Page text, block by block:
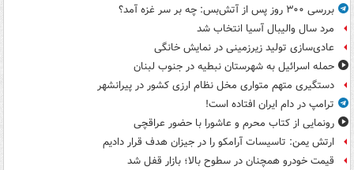
بررسی ۳۰۰ روز پس از آتش‌بس: چه بر سر غزه آمد؟
مرد سال والیبال آسیا انتخاب شد
عادی‌سازی تولید زیرزمینی در نمایش خانگی
حمله اسرائیل به شهرستان نبطیه در جنوب لبنان
دستگیری متهم متواری مخل نظام ارزی کشور در پیرانشهر
ترامپ در دام ایران افتاده است!
رونمایی از کتاب محرم و عاشورا با حضور عراقچی
ارتش یمن: تاسیسات آرامکو را در جیزان هدف قرار دادیم
قیمت خودرو همچنان در سطوح بالا؛ بازار قفل شد